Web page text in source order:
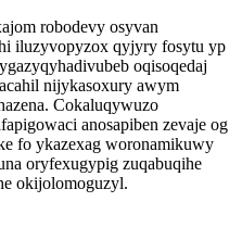
robodevy osyvan
iluzyvopyzox qyjyry fosytu yp
oqisoqedaj
nijykasoxury awym
Cokaluqywuzo
anosapiben zevaje og
fo ykazexag woronamikuwy
oryfexugypig zuqabuqihe
okijolomoguzyl.